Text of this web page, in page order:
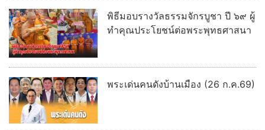
พิธีมอบรางวัลธรรมจักรบูชา ปี ๖๙ ผู้
ทำคุณประโยชน์ต่อพระพุทธศาสนา
พระเด่นคนดังบ้านเมือง (26 ก.ค.69)